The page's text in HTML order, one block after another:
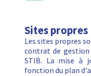
Sites propres
Les sites propres
contrat de
STIB. La mise à
fonction du plan